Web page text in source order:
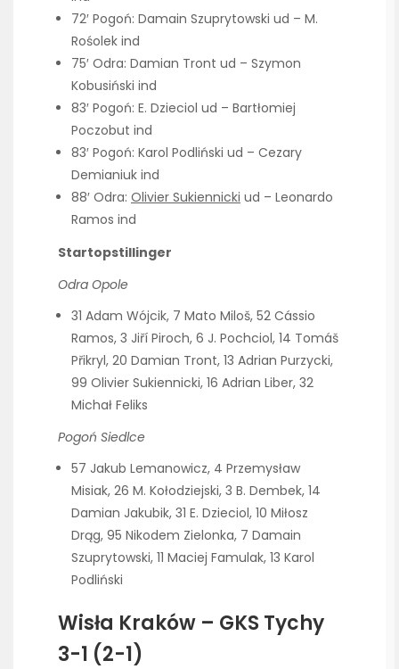
72′ Pogoń: Damain Szuprytowski ud – M.
Rośolek ind
75′ Odra: Damian Tront ud – Szymon
Kobusiński ind
83′ Pogoń: E. Dzieciol ud – Bartłomiej
Poczobut ind
83′ Pogoń: Karol Podliński ud – Cezary
Demianiuk ind
88′ Odra: Olivier Sukiennicki ud – Leonardo
Ramos ind
Startopstillinger
Odra Opole
31 Adam Wójcik, 7 Mato Miloš, 52 Cássio
Ramos, 3 Jiří Piroch, 6 J. Pochciol, 14 Tomáš
Přikryl, 20 Damian Tront, 13 Adrian Purzycki,
99 Olivier Sukiennicki, 16 Adrian Liber, 32
Michał Feliks
Pogoń Siedlce
57 Jakub Lemanowicz, 4 Przemysław
Misiak, 26 M. Kołodziejski, 3 B. Dembek, 14
Damian Jakubik, 31 E. Dzieciol, 10 Miłosz
Drąg, 95 Nikodem Zielonka, 7 Damain
Szuprytowski, 11 Maciej Famulak, 13 Karol
Podliński
Wisła Kraków – GKS Tychy
3-1 (2-1)